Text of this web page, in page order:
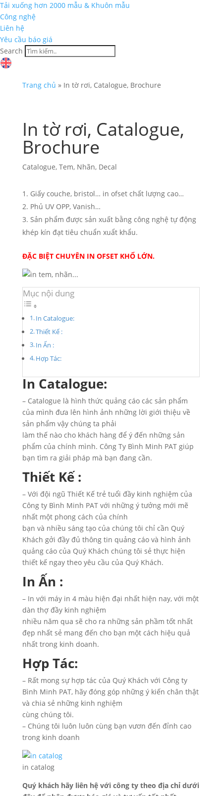
Tải xuống hơn 2000 mẫu & Khuôn mẫu
Công nghệ
Liên hệ
Yêu cầu báo giá
Search
Trang chủ » In tờ rơi, Catalogue, Brochure
In tờ rơi, Catalogue,
Brochure
Catalogue, Tem, Nhãn, Decal
Giấy couche, bristol… in ofset chất lượng cao…
Phủ UV OPP, Vanish…
Sản phẩm được sản xuất bằng công nghệ tự động
khép kín đạt tiêu chuẩn xuẩt khẩu.
ĐẶC BIỆT CHUYÊN IN OFSET KHỔ LỚN.
Mục nội dung
In Catalogue:
Thiết Kế :
In Ấn :
Hợp Tác:
In Catalogue:
– Catalogue là hình thức quảng cáo các sản phẩm
của mình đưa lên hình ảnh những lời giới thiệu về
sản phẩm vậy chúng ta phải
làm thế nào cho khách hàng để ý đến những sản
phẩm của chính mình. Công Ty Bình Minh PAT giúp
bạn tìm ra giải pháp mà bạn đang cần.
Thiết Kế :
– Với đội ngũ Thiết Kế trẻ tuổi đầy kinh nghiệm của
Công ty Bình Minh PAT với những ý tưởng mới mẽ
nhất một phong cách của chính
bạn và nhiều sáng tạo của chúng tôi chỉ cần Quý
Khách gởi đầy đủ thông tin quảng cáo và hình ảnh
quảng cáo của Quý Khách chúng tôi sẻ thực hiện
thiết kế ngay theo yêu cầu của Quý Khách.
In Ấn :
– In với máy in 4 màu hiện đại nhất hiện nay, với một
dàn thợ đầy kinh nghiệm
nhiều năm qua sẽ cho ra những sản phầm tốt nhất
đẹp nhất sẻ mang đến cho bạn một cách hiệu quả
nhất trong kinh doanh.
Hợp Tác:
– Rất mong sự hợp tác của Quý Khách với Công ty
Bình Minh PAT, hãy đóng góp những ý kiến chân thật
và chia sẻ những kinh nghiệm
cùng chúng tôi.
– Chúng tôi luôn luôn cùng bạn vươn đến đỉnh cao
trong kinh doanh
in catalog
Quý khách hãy liên hệ với công ty theo địa chỉ dưới